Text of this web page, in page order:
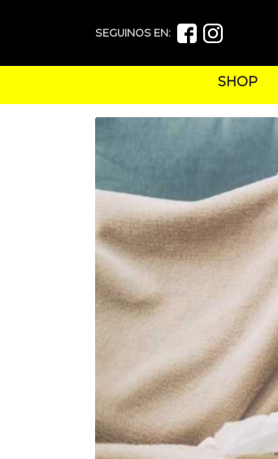
SEGUINOS EN:
SHOP